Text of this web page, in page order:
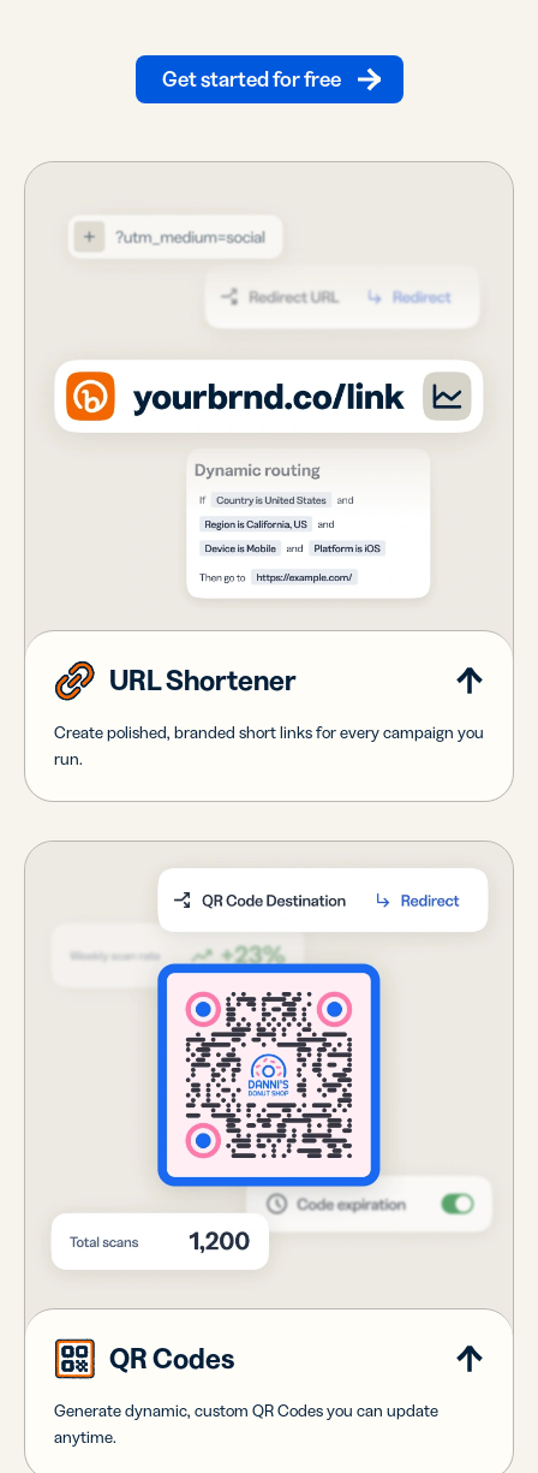
Get started for free
URL Shortener
Create polished, branded short links for every campaign you
run.
QR Codes
Generate dynamic, custom QR Codes you can update
anytime.